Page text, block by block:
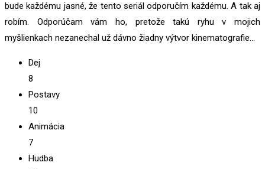
bude každému jasné, že tento seriál odporučím každému. A tak aj
robím. Odporúčam vám ho, pretože takú ryhu v mojich
myšlienkach nezanechal už dávno žiadny výtvor kinematografie…
Dej
8
Postavy
10
Animácia
7
Hudba